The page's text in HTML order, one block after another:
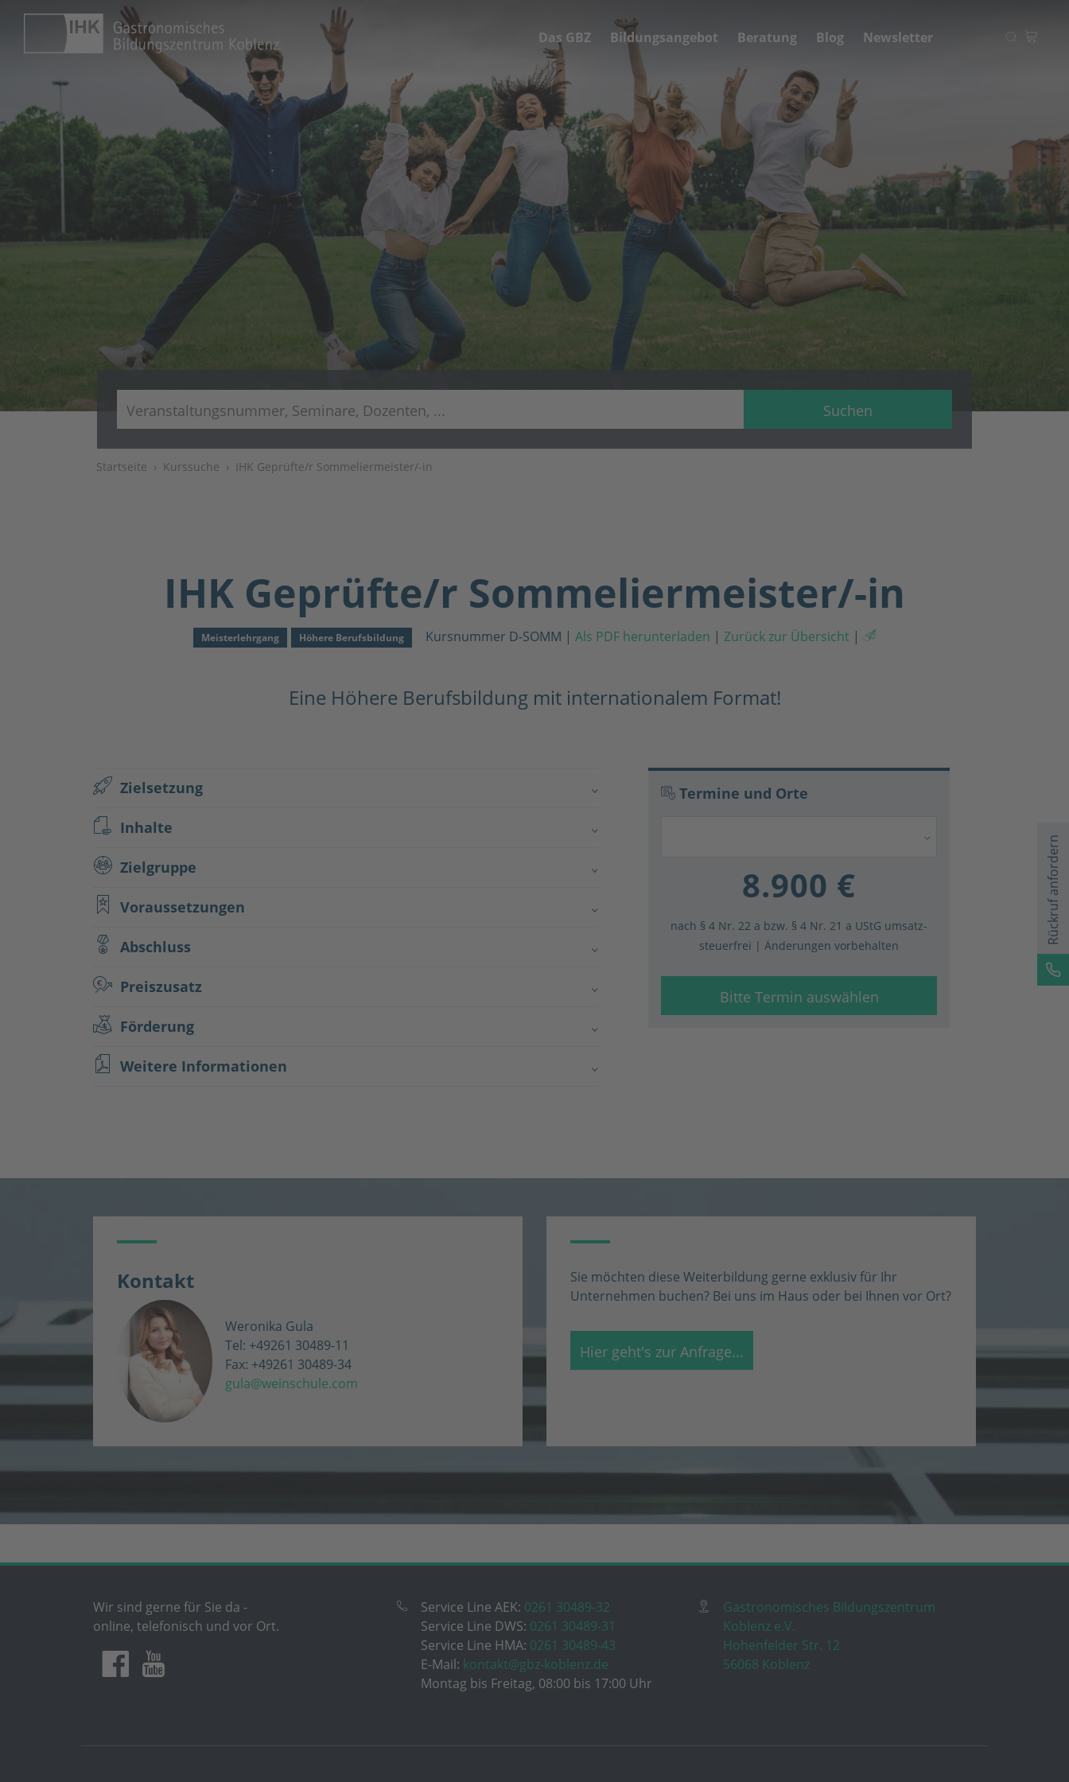
Das GBZ Bildungsangebot Beratung Blog Newsletter
Ihr Warenkorb
Zum Warenkorb
Suchen
Startseite Kurssuche IHK Geprüfte/r Sommeliermeister/-in
IHK Geprüfte/r Sommeliermeister/-in
Meisterlehrgang Höhere Berufsbildung Kursnummer D-SOMM | Als PDF herunterladen | Zurück zur Übersicht |
Eine Höhere Berufsbildung mit internationalem Format!
Zielsetzung
Inhalte
Zielgruppe
Voraussetzungen
Abschluss
Preiszusatz
Förderung
Weitere Informationen
Termine und Orte
8.900 €
nach § 4 Nr. 22 a bzw. § 4 Nr. 21 a UStG umsatz­
steuer­frei | Änderungen vorbehalten
Bitte Termin auswählen
Kontakt
Weronika Gula
Tel: +49261 30489-11
Fax: +49261 30489-34
gula@weinschule.com
Sie möchten diese Weiterbildung gerne exklusiv für Ihr
Unternehmen buchen? Bei uns im Haus oder bei Ihnen vor Ort?
Rückruf anfordern
Wir sind gerne für Sie da -
online, telefonisch und vor Ort.
Service Line AEK: 0261 30489-32
Service Line DWS: 0261 30489-31
Service Line HMA: 0261 30489-43
E-Mail: kontakt@gbz-koblenz.de
Montag bis Freitag, 08:00 bis 17:00 Uhr
Gastronomisches Bildungszentrum
Koblenz e.V.
Hohenfelder Str. 12
56068 Koblenz